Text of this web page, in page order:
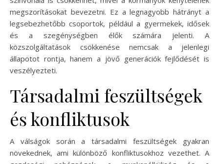
megszorításokat bevezetni. Ez a legnagyobb hátrányt a
legsebezhetőbb csoportok, például a gyermekek, idősek
és a szegénységben élők számára jelenti. A
közszolgáltatások csökkenése nemcsak a jelenlegi
állapotot rontja, hanem a jövő generációk fejlődését is
veszélyezteti.
Társadalmi feszültségek
és konfliktusok
A válságok során a társadalmi feszültségek gyakran
növekednek, ami különböző konfliktusokhoz vezethet. A